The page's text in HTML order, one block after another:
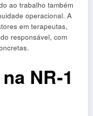
ao trabalho também
operacional. A
em terapeutas,
responsável, com
NR-1